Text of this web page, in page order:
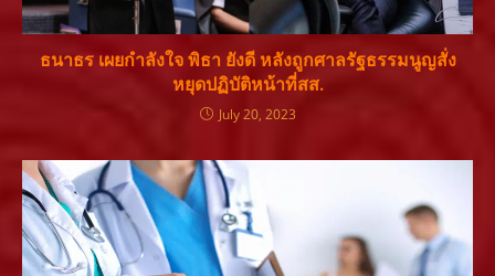
ธนาธร เผยกำลังใจ พิธา ยังดี หลังถูกศาลรัฐธรรมนูญสั่ง
หยุดปฏิบัติหน้าที่สส.
July 20, 2023